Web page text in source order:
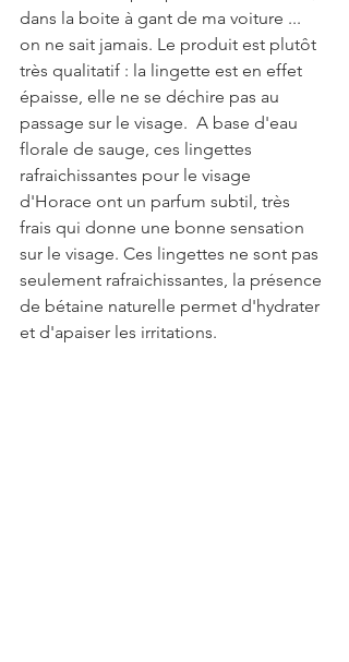
dans la boite à gant de ma voiture ...
on ne sait jamais. Le produit est plutôt
très qualitatif : la lingette est en effet
épaisse, elle ne se déchire pas au
passage sur le visage.  A base d'eau
florale de sauge, ces lingettes
rafraichissantes pour le visage
d'Horace ont un parfum subtil, très
frais qui donne une bonne sensation
sur le visage. Ces lingettes ne sont pas
seulement rafraichissantes, la présence
de bétaine naturelle permet d'hydrater
et d'apaiser les irritations.